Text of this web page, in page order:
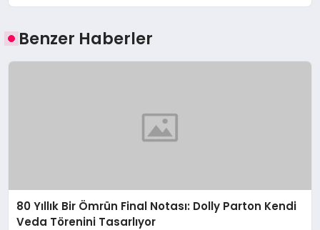
Benzer Haberler
80 Yıllık Bir Ömrün Final Notası: Dolly Parton Kendi
Veda Törenini Tasarlıyor